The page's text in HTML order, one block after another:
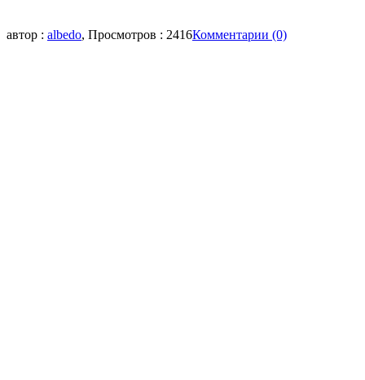
автор : albedo, Просмотров : 2416Комментарии (0)